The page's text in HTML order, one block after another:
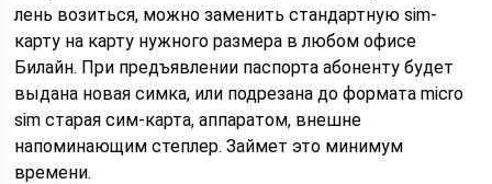
лень возиться, можно заменить стандартную sim-
карту на карту нужного размера в любом офисе
Билайн. При предъявлении паспорта абоненту будет
выдана новая симка, или подрезана до формата micro
sim старая сим-карта, аппаратом, внешне
напоминающим степлер. Займет это минимум
времени.